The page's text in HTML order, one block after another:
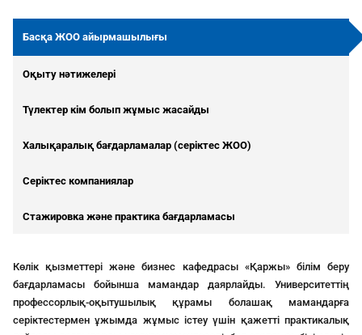
p
df
ic
o
Басқа ЖОО айырмашылығы
Оқыту нәтижелері
Түлектер кім болып жұмыс жасайды
Халықаралық бағдарламалар (серіктес ЖОО)
Серіктес компаниялар
Стажировка және практика бағдарламасы
Көлік қызметтері және бизнес кафедрасы «Қаржы» білім беру
бағдарламасы бойынша мамандар даярлайды. Университеттің
профессорлық-оқытушылық құрамы болашақ мамандарға
серіктестермен ұжымда жұмыс істеу үшін қажетті практикалық